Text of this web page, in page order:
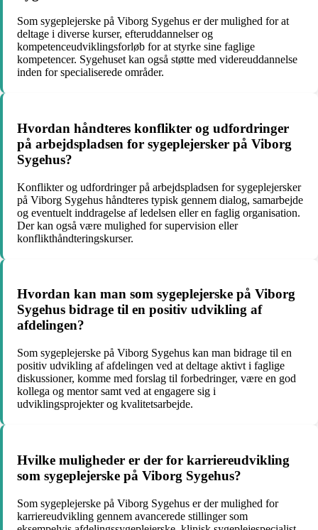
Som sygeplejerske på Viborg Sygehus er der mulighed for at
deltage i diverse kurser, efteruddannelser og
kompetenceudviklingsforløb for at styrke sine faglige
kompetencer. Sygehuset kan også støtte med videreuddannelse
inden for specialiserede områder.
Hvordan håndteres konflikter og udfordringer
på arbejdspladsen for sygeplejersker på Viborg
Sygehus?
Konflikter og udfordringer på arbejdspladsen for sygeplejersker
på Viborg Sygehus håndteres typisk gennem dialog, samarbejde
og eventuelt inddragelse af ledelsen eller en faglig organisation.
Der kan også være mulighed for supervision eller
konflikthåndteringskurser.
Hvordan kan man som sygeplejerske på Viborg
Sygehus bidrage til en positiv udvikling af
afdelingen?
Som sygeplejerske på Viborg Sygehus kan man bidrage til en
positiv udvikling af afdelingen ved at deltage aktivt i faglige
diskussioner, komme med forslag til forbedringer, være en god
kollega og mentor samt ved at engagere sig i
udviklingsprojekter og kvalitetsarbejde.
Hvilke muligheder er der for karriereudvikling
som sygeplejerske på Viborg Sygehus?
Som sygeplejerske på Viborg Sygehus er der mulighed for
karriereudvikling gennem avancerede stillinger som